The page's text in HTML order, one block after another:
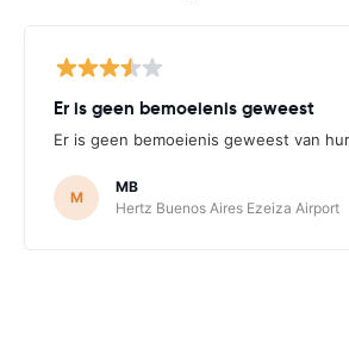
Er is geen bemoeienis geweest
Er is geen bemoeienis geweest van
M
MB
Hertz Buenos Aires Ezeiza Airport